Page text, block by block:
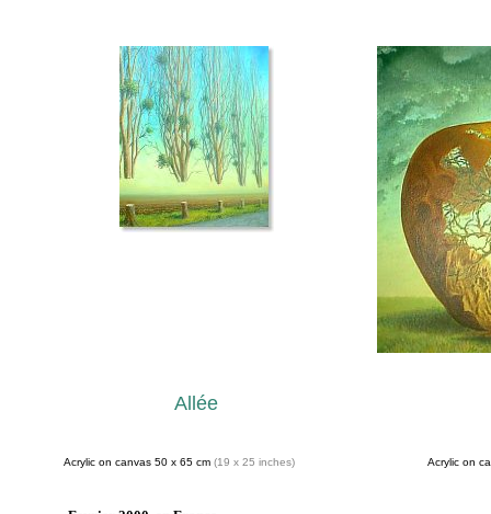
Allée
Acrylic on canvas 50 x 65 cm (19 x 25 inches) Acrylic on